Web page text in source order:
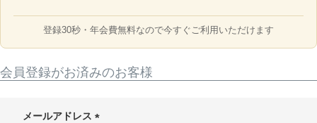
登録30秒・年会費無料なので今すぐご利用いただけます
会員登録がお済みのお客様
メールアドレス